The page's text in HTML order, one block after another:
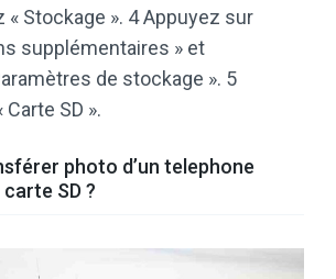
« Stockage ». 4 Appuyez sur
supplémentaires » et
de stockage ». 5
SD ».
photo d’un telephone
SD ?